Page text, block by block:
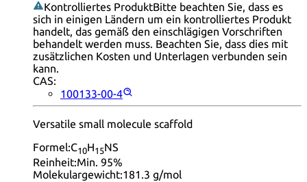
Kontrolliertes ProduktBitte beachten Sie, dass es
sich in einigen Ländern um ein kontrolliertes Produkt
handelt, das gemäß den einschlägigen Vorschriften
behandelt werden muss. Beachten Sie, dass dies mit
zusätzlichen Kosten und Unterlagen verbunden sein
kann.
CAS:
100133-00-4
Versatile small molecule scaffold
Formel:C10H15NS
Reinheit:Min. 95%
Molekulargewicht:181.3 g/mol